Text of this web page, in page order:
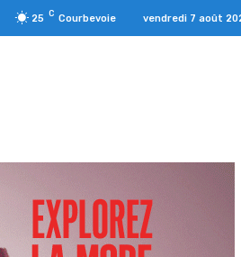
25 C Courbevoie vendredi 7 août